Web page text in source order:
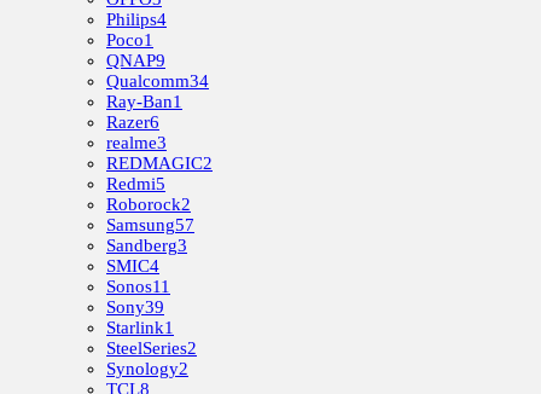
Philips4
Poco1
QNAP9
Qualcomm34
Ray-Ban1
Razer6
realme3
REDMAGIC2
Redmi5
Roborock2
Samsung57
Sandberg3
SMIC4
Sonos11
Sony39
Starlink1
SteelSeries2
Synology2
TCL8